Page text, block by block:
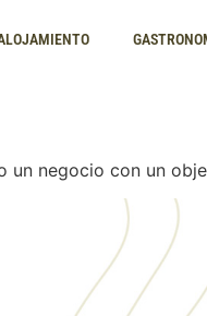
un negocio con un